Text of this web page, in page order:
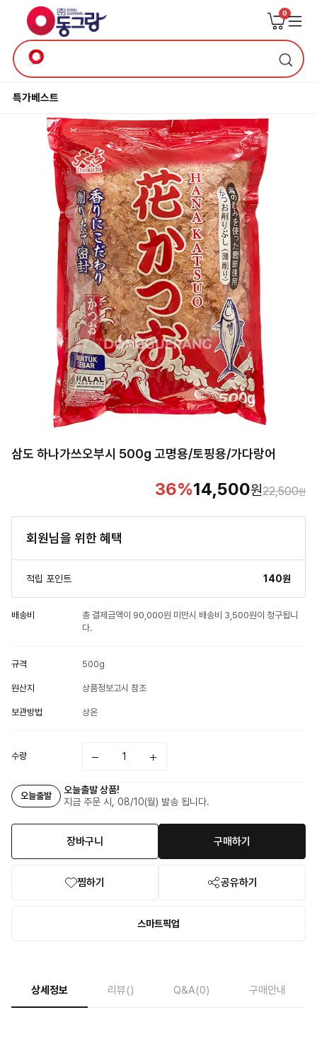
0
특가베스트
삼도 하나가쓰오부시 500g 고명용/토핑용/가다랑어
36% 22,500원
14,500원
회원님을 위한 혜택
적립 포인트 140원
배송비
총 결제금액이 90,000원 미만시 배송비 3,500원이 청구됩니
다.
규격 500g
원산지 상품정보고시 참조
보관방법 상온
수량
오늘출발
오늘출발 상품!
지금 주문 시, 08/10(월) 발송 됩니다.
장바구니 구매하기
찜하기 공유하기
스마트픽업
상세정보 리뷰() Q&A(0) 구매안내